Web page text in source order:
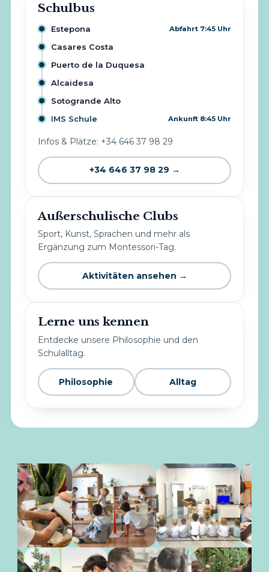
Schulbus
Estepona Abfahrt 7:45 Uhr
Casares Costa
Puerto de la Duquesa
Alcaidesa
Sotogrande Alto
IMS Schule
Ankunft 8:45 Uhr
Infos & Plätze: +34 646 37 98 29
+34 646 37 98 29 →
Außerschulische Clubs
Sport, Kunst, Sprachen und mehr als
Ergänzung zum Montessori-Tag.
Aktivitäten ansehen →
Lerne uns kennen
Entdecke unsere Philosophie und den
Schulalltag.
Philosophie Alltag